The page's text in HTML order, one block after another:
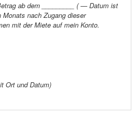
ab dem _________ ( — Datum ist
nach Zugang dieser
mit der Miete auf mein Konto.
Ort und Datum)